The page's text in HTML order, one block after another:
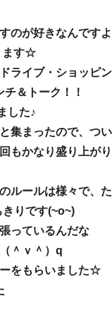
のが好きなんですよ
ます☆
ライブ・ショッピン
＆トーク！！
した♪
集まったので、つい
もかなり盛り上がり
ルールは様々で、た
りです(~o~)
っているんだな
＾ｖ＾）q
をもらいました☆